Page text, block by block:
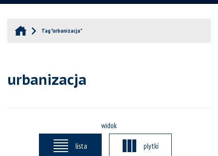
Tag "urbanizacja"
urbanizacja
widok
lista plytki